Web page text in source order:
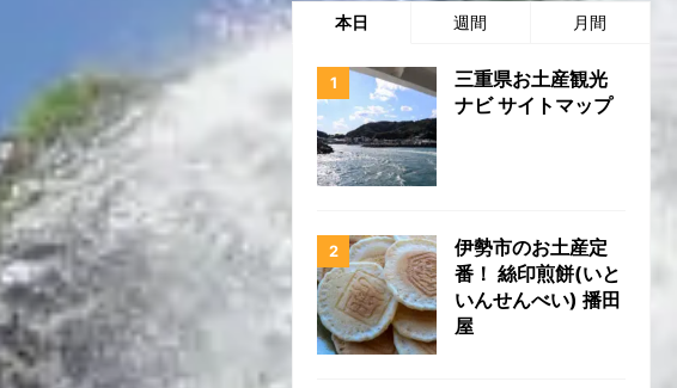
本日 週間 月間
三重県お土産観光
ナビ サイトマップ
伊勢市のお土産定
番！ 絲印煎餅(いと
いんせんべい) 播田
屋